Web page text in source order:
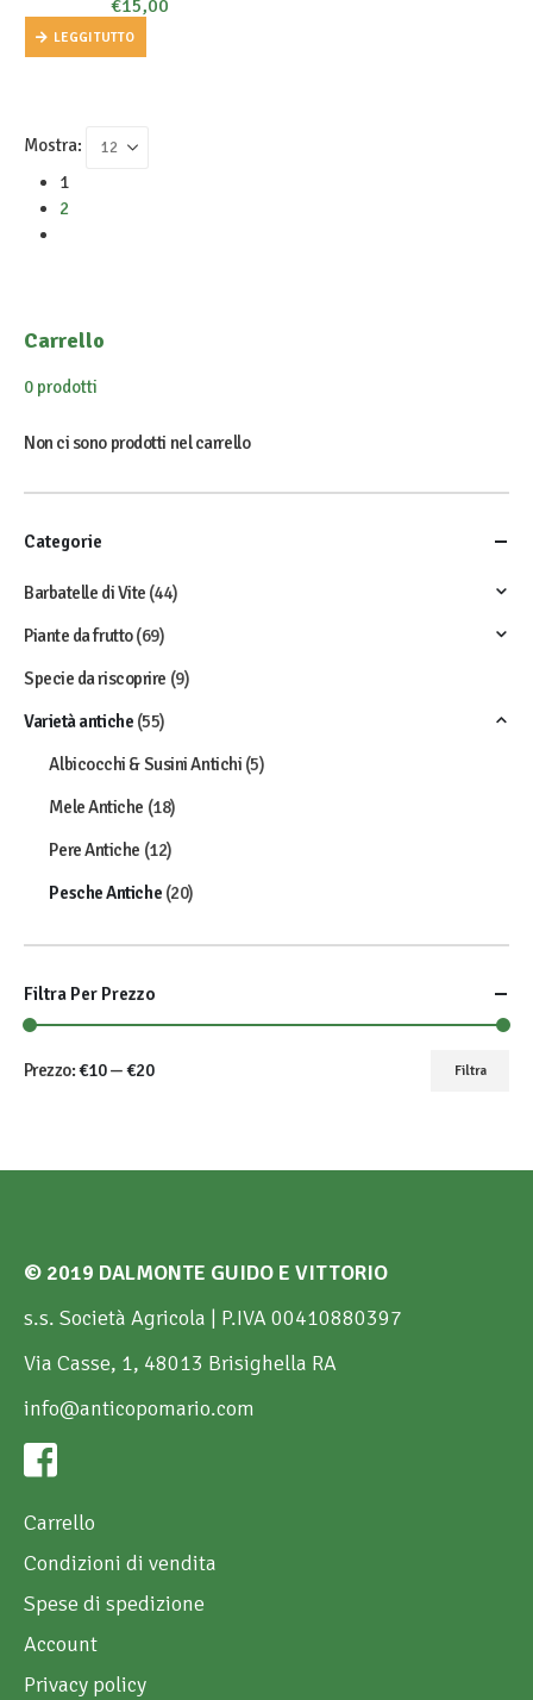
€15,00
LEGGI TUTTO
Mostra:
1
2
Carrello
0 prodotti
Non ci sono prodotti nel carrello
Categorie
Barbatelle di Vite (44)
Piante da frutto(69)
Specie da riscoprire (9)
Varietà antiche (55)
Albicocchi & Susini Antichi (5)
Mele Antiche (18)
Pere Antiche (12)
Pesche Antiche (20)
Filtra Per Prezzo
Filtra
Prezzo:€10—€20
© 2019 DALMONTE GUIDO E VITTORIO
s.s. Società Agricola | P.IVA 00410880397
Via Casse, 1, 48013 Brisighella RA
info@anticopomario.com
Carrello
Condizioni di vendita
Spese di spedizione
Account
Privacy policy